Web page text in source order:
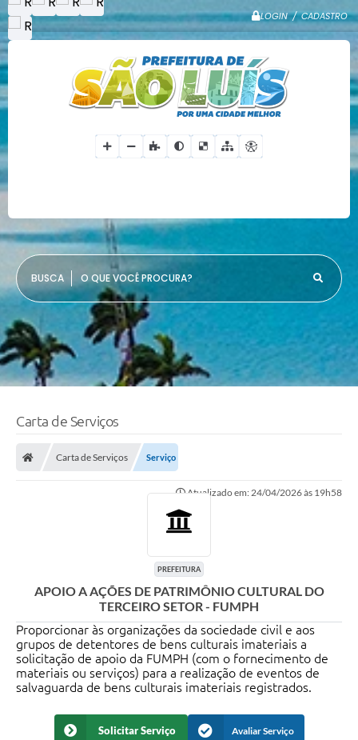
LOGIN / CADASTRO
O QUE VOCÊ PROCURA?
Carta de Serviços
Carta de Serviços Serviço
Atualizado em: 24/04/2026 às 19h58
PREFEITURA
APOIO A AÇÕES DE PATRIMÔNIO CULTURAL DO
TERCEIRO SETOR - FUMPH
Proporcionar às organizações da sociedade civil e aos
grupos de detentores de bens culturais imateriais a
solicitação de apoio da FUMPH (com o fornecimento de
materiais ou serviços) para a realização de eventos de
salvaguarda de bens culturais imateriais registrados.
Solicitar Serviço Avaliar Serviço